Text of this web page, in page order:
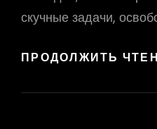
скучные задачи,
ПРОДОЛЖИТЬ